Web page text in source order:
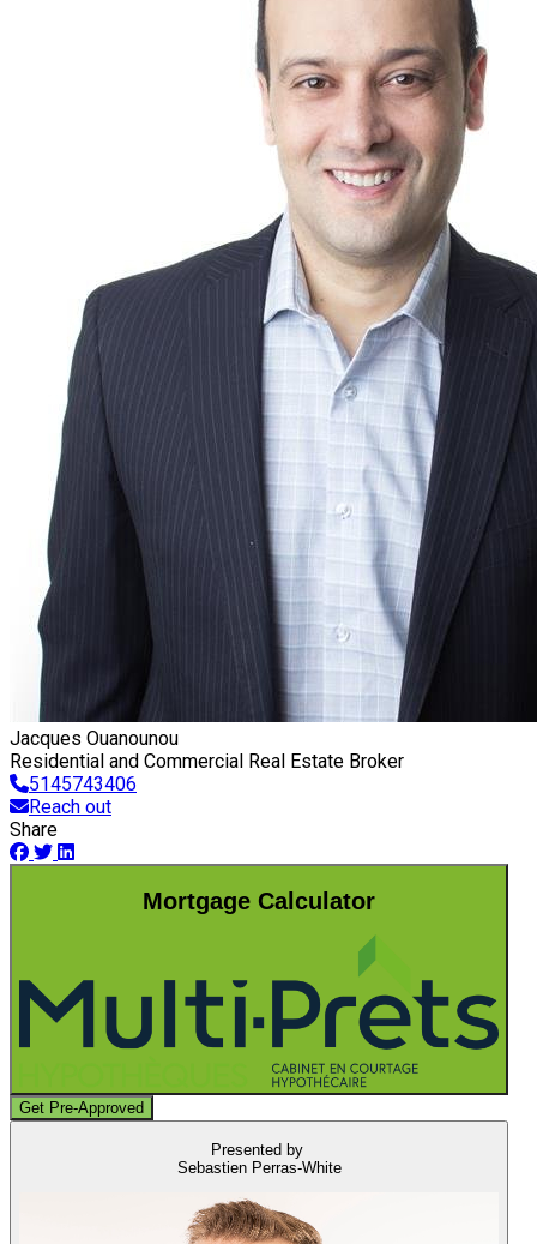
Jacques Ouanounou
Residential and Commercial Real Estate Broker
5145743406
Reach out
Share
Mortgage Calculator
Get Pre-Approved
Presented by
Sebastien Perras-White